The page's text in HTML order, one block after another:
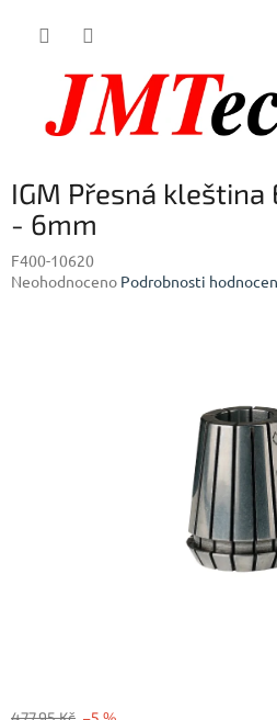
IGM Přesná kleština
- 6mm
F400-10620
Průměrné
Neohodnoceno Podrobnosti